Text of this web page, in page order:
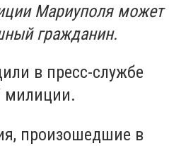
Мариуполя может
гражданин.
в пресс-службе
милиции.
произошедшие в